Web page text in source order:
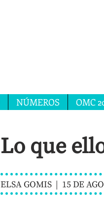
NÚMEROS OMC
Lo que
ELSA GOMIS | 15 DE